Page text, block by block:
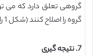
گروهی تعلق دارد که می
گروه را اصلاح کنند (شکل 1 را ببینید).
7. نتیجه گیری